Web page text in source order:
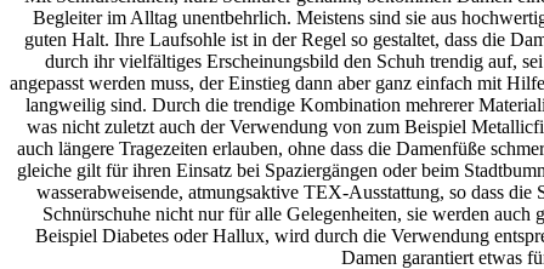
Begleiter im Alltag unentbehrlich. Meistens sind sie aus
guten Halt. Ihre Laufsohle ist in der Regel so gestaltet, dass die
durch ihr vielfältiges Erscheinungsbild den Schuh trendig auf,
angepasst werden muss, der Einstieg dann aber ganz einfach mit
langweilig sind. Durch die trendige Kombination mehrerer
was nicht zuletzt auch der Verwendung von zum Beispiel
auch längere Tragezeiten erlauben, ohne dass die Damenfüße
gleiche gilt für ihren Einsatz bei Spaziergängen oder beim
wasserabweisende, atmungsaktive TEX-Ausstattung, so dass
Schnürschuhe nicht nur für alle Gelegenheiten, sie werden
Beispiel Diabetes oder Hallux, wird durch die Verwendung
Damen garantiert etwas